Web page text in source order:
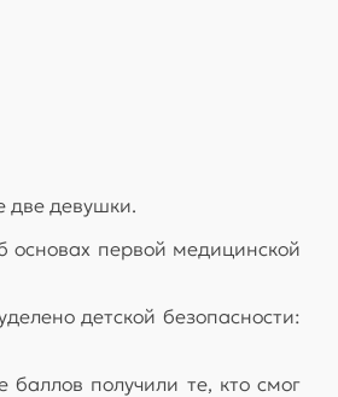
две девушки.
основах первой медицинской
детской безопасности:
получили те, кто смог